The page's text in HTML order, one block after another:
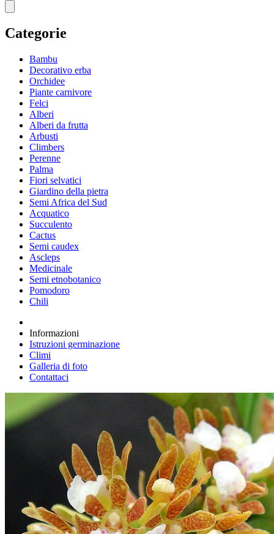
Categorie
Bambu
Decorativo erba
Orchidee
Piante carnivore
Felci
Alberi
Alberi da frutta
Arbusti
Climbers
Perenne
Palma
Fiori selvatici
Giardino della pietra
Semi Africa del Sud
Acquatico
Succulento
Cactus
Semi caudex
Ascleps
Medicinale
Semi etnobotanico
Pomodoro
Chili
Informazioni
Istruzioni germinazione
Climi
Galleria di foto
Contattaci